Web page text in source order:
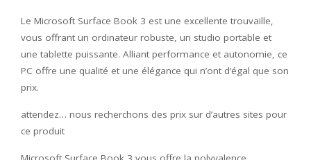
Le Microsoft Surface Book 3 est une excellente trouvaille,
vous offrant un ordinateur robuste, un studio portable et
une tablette puissante. Alliant performance et autonomie, ce
PC offre une qualité et une élégance qui n’ont d’égal que son
prix.
attendez… nous recherchons des prix sur d’autres sites pour
ce produit